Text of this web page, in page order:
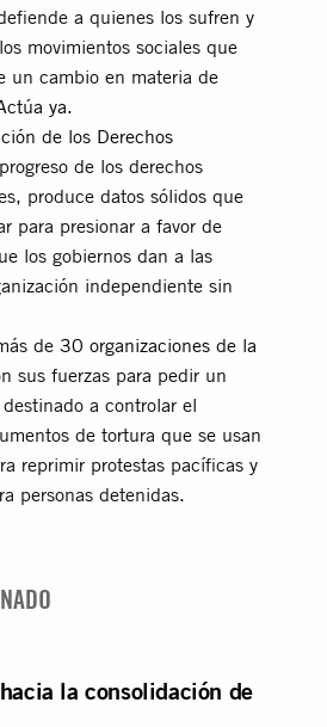
a quienes los sufren y
movimientos sociales que
un cambio en materia de
ya.
de los Derechos
de los derechos
produce datos sólidos que
para presionar a favor de
los gobiernos dan a las
independiente sin
de 30 organizaciones de la
sus fuerzas para pedir un
a controlar el
de tortura que se usan
reprimir protestas pacíficas y
personas detenidas.
la consolidación de